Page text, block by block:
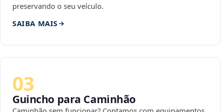
preservando o seu veículo.
SAIBA MAIS
03
Guincho para Caminhão